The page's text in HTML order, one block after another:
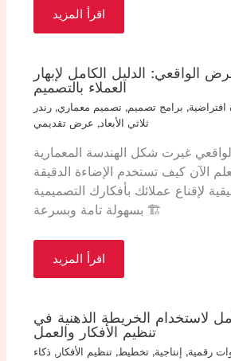
اقرأ المزيد
الواقعي: الدليل الكامل لإبهار
العملاء بالتصميم
افتراضية, برامج تصميم,تصميم معماري,رندر
ثلاثي الأبعاد, عرض تقديمي
غيرت شكل الهندسة المعمارية
تعلم الآن كيف تستخدم الإضاءة الدقيقة
لإقناع عملائك بأفكارك التصميمية
بسهولة تامة وبسرعة 🏗️
اقرأ المزيد
لاستخدام الخريطة الذهنية في
تنظيم الأفكار والعمل
رقمية, إنتاجية,تخطيط,تنظيم الأفكار, ذكاء